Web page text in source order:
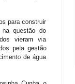
para construir
questão do
vieram via
pela gestão
de água